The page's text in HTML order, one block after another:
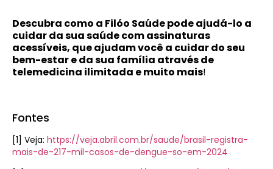
Descubra como a Filóo Saúde pode ajudá-lo a
cuidar da sua saúde com assinaturas
acessíveis, que ajudam você a cuidar do seu
bem-estar e da sua família através de
telemedicina ilimitada e muito mais!
Fontes
[1] Veja: https://veja.abril.com.br/saude/brasil-registra-
mais-de-217-mil-casos-de-dengue-so-em-2024